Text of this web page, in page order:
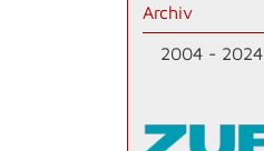
Archiv
2004 - 2024